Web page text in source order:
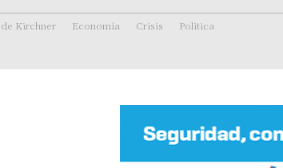
Kirchner Economía Crisis Politica